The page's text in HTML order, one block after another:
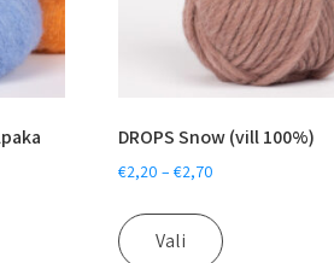
DROPS Snow (vill 100%)
€2,20 – €2,70
Vali